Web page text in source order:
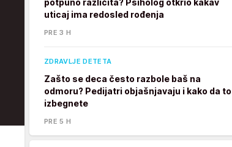
potpuno različita? Psiholog otkrio kakav
uticaj ima redosled rođenja
PRE 3 H
ZDRAVLJE DETETA
Zašto se deca često razbole baš na
odmoru? Pedijatri objašnjavaju i kako da to
izbegnete
PRE 5 H